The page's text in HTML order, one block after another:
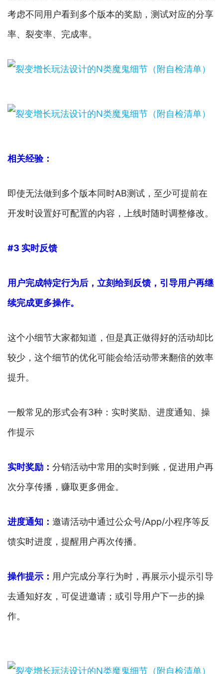
考虑不同用户看到多个版本的奖励，测试对应的分享
率、裂变率、完成率。
相关经验：
即使无法做到多个版本同时AB测试，至少可提前在
开发时设置好可配置的内容，上线时随时调整修改。
#3 实时反馈
用户完成特定行为后，立刻给到反馈，引导用户再继
续完成更多操作。
这个小细节大家都知道，但是真正做得好的活动却比
较少，这个细节的优化可能会给活动带来翻倍的效率
提升。
一般常见的形式会有3种：实时奖励、进度通知、操
作提示
实时奖励： 分销活动中常用的实时到账，促进用户再
次分享传播，赚取更多佣金。
进度通知： 邀请活动中通过公众号/App/小程序等反
馈实时进度，提醒用户再次传播。
操作提示： 用户完成分享行为时，再展示小提示引导
去通知好友，可促进邀请；或引导用户下一步的操
作。